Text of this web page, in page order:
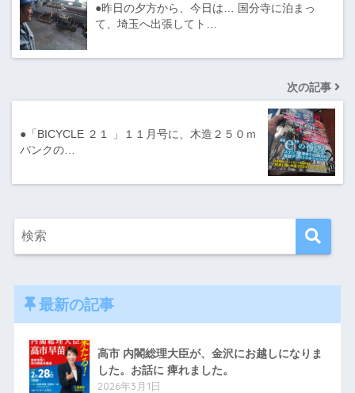
●昨日の夕方から、今日は… 国分寺に泊まっ
て、埼玉へ出張してト…
次の記事
●「BICYCLE ２１ 」１１月号に、木造２５０ｍ
バンクの…
最新の記事
高市 内閣総理大臣が、金沢にお越しになりま
した。お話に 痺れました。
2026年3月1日